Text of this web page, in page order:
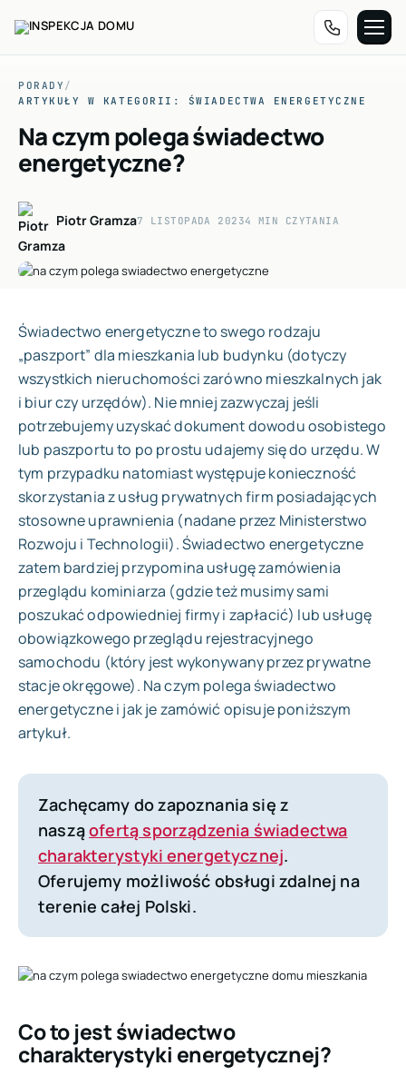
treści
PORADY /
ARTYKUŁY W KATEGORII: ŚWIADECTWA ENERGETYCZNE
Na czym polega świadectwo
energetyczne?
Piotr Gramza7 LISTOPADA 20234 MIN CZYTANIA
Świadectwo energetyczne to swego rodzaju
„paszport” dla mieszkania lub budynku (dotyczy
wszystkich nieruchomości zarówno mieszkalnych jak
i biur czy urzędów). Nie mniej zazwyczaj jeśli
potrzebujemy uzyskać dokument dowodu osobistego
lub paszportu to po prostu udajemy się do urzędu. W
tym przypadku natomiast występuje konieczność
skorzystania z usług prywatnych firm posiadających
stosowne uprawnienia (nadane przez Ministerstwo
Rozwoju i Technologii). Świadectwo energetyczne
zatem bardziej przypomina usługę zamówienia
przeglądu kominiarza (gdzie też musimy sami
poszukać odpowiedniej firmy i zapłacić) lub usługę
obowiązkowego przeglądu rejestracyjnego
samochodu (który jest wykonywany przez prywatne
stacje okręgowe). Na czym polega świadectwo
energetyczne i jak je zamówić opisuje poniższym
artykuł.
Zachęcamy do zapoznania się z
nasząofertą sporządzenia świadectwa
charakterystyki energetycznej.
Oferujemy możliwość obsługi zdalnej na
terenie całej Polski.
Co to jest świadectwo
charakterystyki energetycznej?